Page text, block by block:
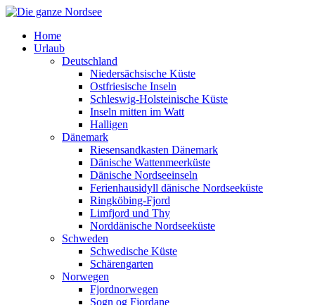
Home
Urlaub
Deutschland
Niedersächsische Küste
Ostfriesische Inseln
Schleswig-Holsteinische Küste
Inseln mitten im Watt
Halligen
Dänemark
Riesensandkasten Dänemark
Dänische Wattenmeerküste
Dänische Nordseeinseln
Ferienhausidyll dänische Nordseeküste
Ringköbing-Fjord
Limfjord und Thy
Norddänische Nordseeküste
Schweden
Schwedische Küste
Schärengarten
Norwegen
Fjordnorwegen
Sogn og Fjordane